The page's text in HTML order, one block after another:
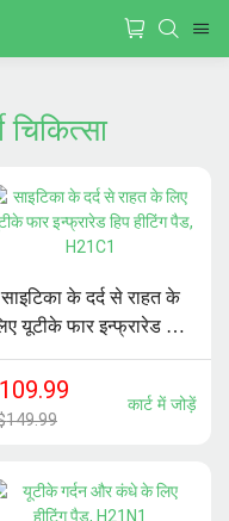
चिकित्सा
साइटिका के दर्द से राहत के
यूटीके फार इन्फ्रारेड हिप
हीटिंग पैड, H21C1
109.99
149.99
कार्ट में जोड़ें